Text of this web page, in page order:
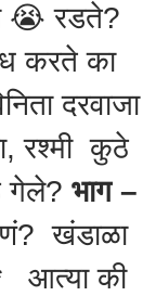
😭 रडते?
करते का
दरवाजा
रश्मी कुठे
गेले? भाग –
खंडाळा
आत्या की